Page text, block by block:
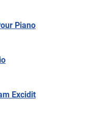
Piano
Excidit